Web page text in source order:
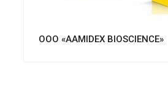
ООО «AAMIDEX BIOSCIENCE»